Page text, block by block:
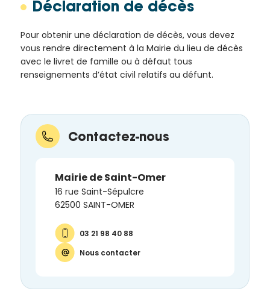
Déclaration de décès
Pour obtenir une déclaration de décès, vous devez
vous rendre directement à la Mairie du lieu de décès
avec le livret de famille ou à défaut tous
renseignements d’état civil relatifs au défunt.
Contactez-nous
Mairie de Saint-Omer
16 rue Saint-Sépulcre
62500 SAINT-OMER
03 21 98 40 88
Nous contacter